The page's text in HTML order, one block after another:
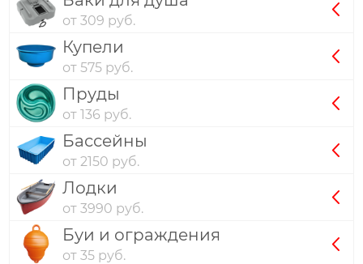
от 309 руб.
Купели
от 575 руб.
Пруды
от 136 руб.
Бассейны
от 2150 руб.
Лодки
от 3990 руб.
Буи и ограждения
от 35 руб.